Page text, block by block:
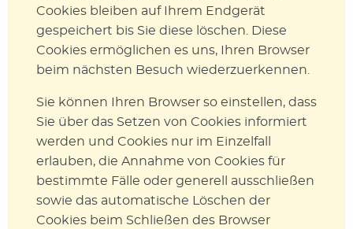
Cookies bleiben auf Ihrem Endgerät
gespeichert bis Sie diese löschen. Diese
Cookies ermöglichen es uns, Ihren Browser
beim nächsten Besuch wiederzuerkennen.
Sie können Ihren Browser so einstellen, dass
Sie über das Setzen von Cookies informiert
werden und Cookies nur im Einzelfall
erlauben, die Annahme von Cookies für
bestimmte Fälle oder generell ausschließen
sowie das automatische Löschen der
Cookies beim Schließen des Browser